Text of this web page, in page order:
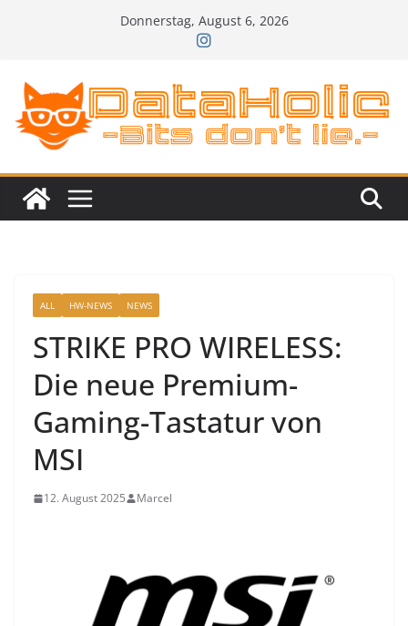
Donnerstag, August 6, 2026
ALL HW-NEWS NEWS
STRIKE PRO WIRELESS:
Die neue Premium-
Gaming-Tastatur von
MSI
12. August 2025 Marcel